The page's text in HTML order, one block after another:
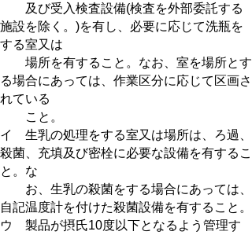
及び受入検査設備(検査を外部委託する
施設を除く。)を有し、必要に応じて洗瓶を
する室又は
場所を有すること。なお、室を場所とす
る場合にあっては、作業区分に応じて区画さ
れている
こと。
イ 生乳の処理をする室又は場所は、ろ過、
殺菌、充填及び密栓に必要な設備を有するこ
と。な
お、生乳の殺菌をする場合にあっては、
自記温度計を付けた殺菌設備を有すること。
ウ 製品が摂氏10度以下となるよう管理す